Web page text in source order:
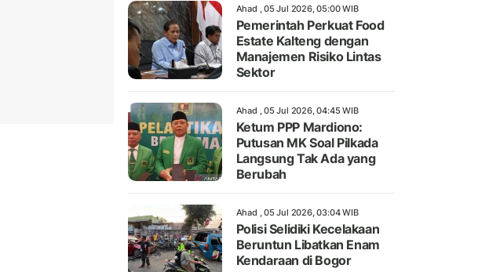
Ahad , 05 Jul 2026, 05:00 WIB
Pemerintah Perkuat Food
Estate Kalteng dengan
Manajemen Risiko Lintas
Sektor
Ahad , 05 Jul 2026, 04:45 WIB
Ketum PPP Mardiono:
Putusan MK Soal Pilkada
Langsung Tak Ada yang
Berubah
Ahad , 05 Jul 2026, 03:04 WIB
Polisi Selidiki Kecelakaan
Beruntun Libatkan Enam
Kendaraan di Bogor